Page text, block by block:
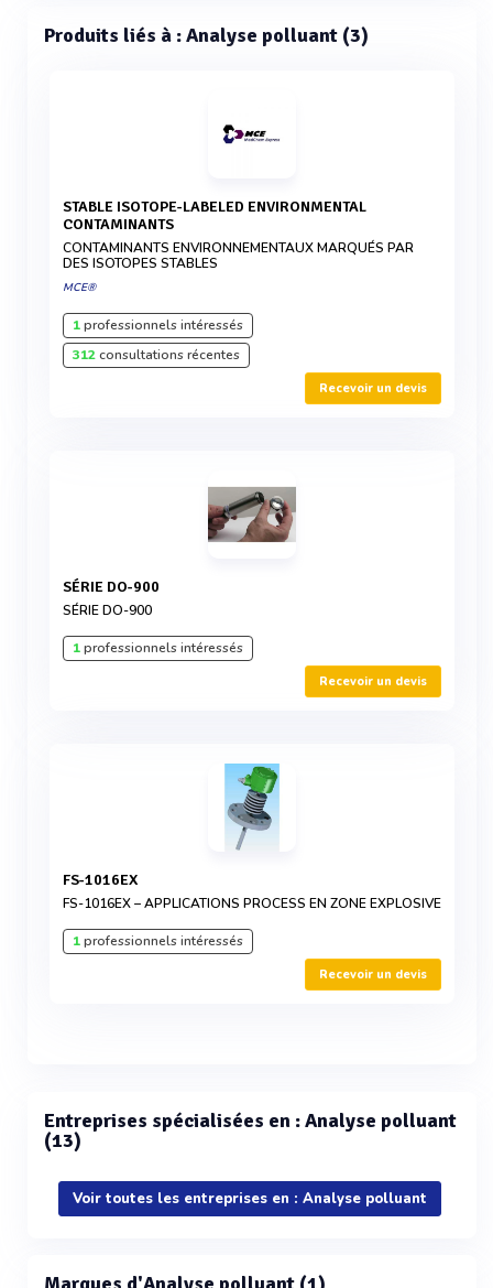
Produits liés à : Analyse polluant (3)
STABLE ISOTOPE-LABELED ENVIRONMENTAL
CONTAMINANTS
CONTAMINANTS ENVIRONNEMENTAUX MARQUÉS PAR
DES ISOTOPES STABLES
MCE®
1professionnels intéressés
312consultations récentes
Recevoir un devis
SÉRIE DO-900
SÉRIE DO-900
1professionnels intéressés
Recevoir un devis
FS-1016EX
FS-1016EX – APPLICATIONS PROCESS EN ZONE EXPLOSIVE
1professionnels intéressés
Recevoir un devis
Entreprises spécialisées en : Analyse polluant
(13)
Voir toutes les entreprises en : Analyse polluant